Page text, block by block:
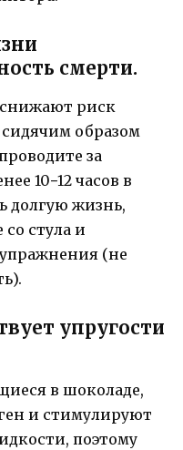
смерти.
риск
образом
за
10−12 часов в
долгую жизнь,
стула и
(не
упругости
в шоколаде,
и стимулируют
поэтому